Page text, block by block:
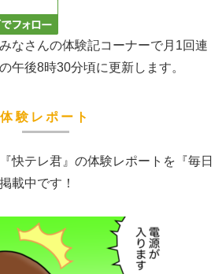
なさんの体験記コーナーで月1回連
午後8時30分頃に更新します。
体験レポート
快テレ君』の体験レポートを『毎日
載中です！